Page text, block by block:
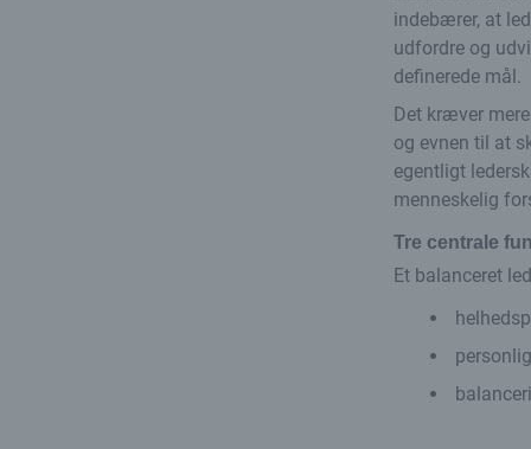
indebærer, at
udfordre og
definerede mål.
Det kræver
og evnen til at
egentligt
menneskelig
Tre centrale
Et balanceret